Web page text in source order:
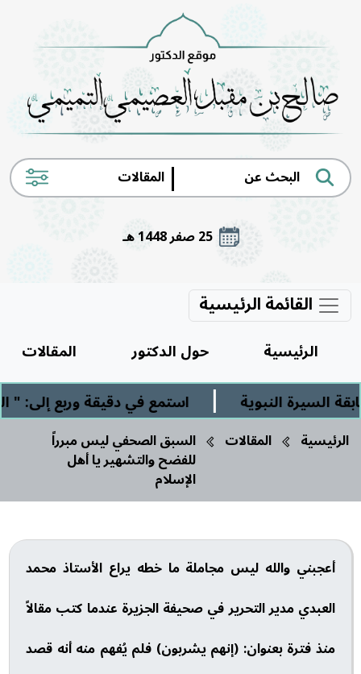
|
25 صفر 1448 هـ
القائمة الرئيسية
الرئيسية حول الدكتور
المقالات
النبوية
| استمع في دقيقة وربع إلى: "
الرئيسية المقالات السبق الصحفي ليس مبرراً
للفضح والتشهير يا أهل
الإسلام
أعجبني والله ليس مجاملة ما خطه يراع الأستاذ محمد
العبدي مدير التحرير في صحيفة الجزيرة عندما كتب مقالاً
منذ فترة بعنوان: (إنهم يشربون) فلم يُفهم منه أنه قصد